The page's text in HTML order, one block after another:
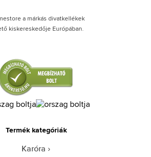
a márkás divatkellékek
kiskereskedője Európában.
Termék kategóriák
Karóra